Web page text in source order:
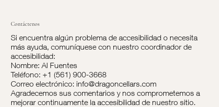
Contáctenos
Si encuentra algún problema de accesibilidad o necesita
más ayuda, comuníquese con nuestro coordinador de
accesibilidad:
Nombre: Al Fuentes
Teléfono: +1 (561) 900-3668
Correo electrónico: info@dragoncellars.com
Agradecemos sus comentarios y nos comprometemos a
mejorar continuamente la accesibilidad de nuestro sitio.